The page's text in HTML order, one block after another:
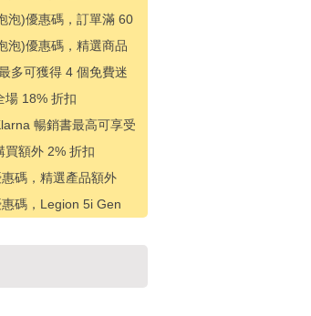
泡)優惠碼，訂單滿 60
扣
泡)優惠碼，精選商品
多可獲得 4 個免費迷
場 18% 折扣
暢銷書最高可享受
買額外 2% 折扣
碼，精選產品額外
碼，Legion 5i Gen